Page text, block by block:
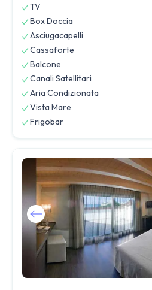
TV
Box Doccia
Asciugacapelli
Cassaforte
Balcone
Canali Satellitari
Aria Condizionata
Vista Mare
Frigobar